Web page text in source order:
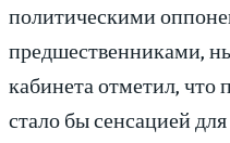
политическими
предшественниками,
кабинета отметил, что
стало бы сенсацией